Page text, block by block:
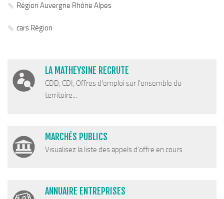
Région Auvergne Rhône Alpes
cars Région
LA MATHEYSINE RECRUTE
CDD, CDI, Offres d'emploi sur l'ensemble du
territoire...
MARCHÉS PUBLICS
Visualisez la liste des appels d'offre en cours
ANNUAIRE ENTREPRISES